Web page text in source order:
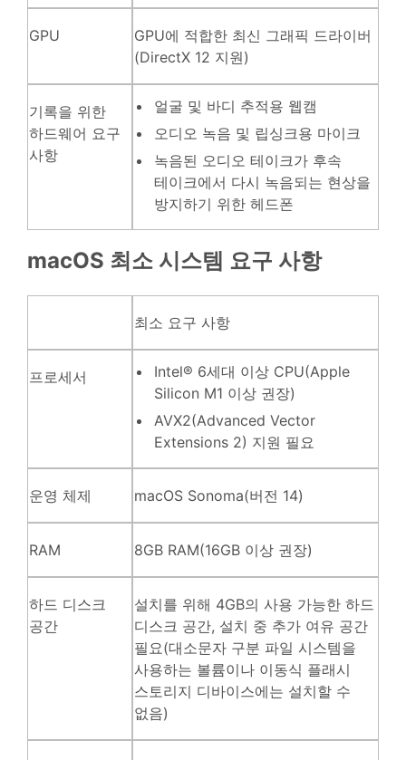
GPU
GPU에 적합한 최신 그래픽 드라이버
(DirectX 12 지원)
기록을 위한
하드웨어 요구
사항
얼굴 및 바디 추적용 웹캠
오디오 녹음 및 립싱크용 마이크
녹음된 오디오 테이크가 후속
테이크에서 다시 녹음되는 현상을
방지하기 위한 헤드폰
macOS 최소 시스템 요구 사항
최소 요구 사항
프로세서
Intel® 6세대 이상 CPU(Apple
Silicon M1 이상 권장)
AVX2(Advanced Vector
Extensions 2) 지원 필요
운영 체제 macOS Sonoma(버전 14)
RAM 8GB RAM(16GB 이상 권장)
하드 디스크
공간
설치를 위해 4GB의 사용 가능한 하드
디스크 공간, 설치 중 추가 여유 공간
필요(대소문자 구분 파일 시스템을
사용하는 볼륨이나 이동식 플래시
스토리지 디바이스에는 설치할 수
없음)